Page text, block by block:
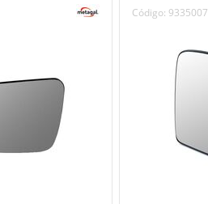
Código: